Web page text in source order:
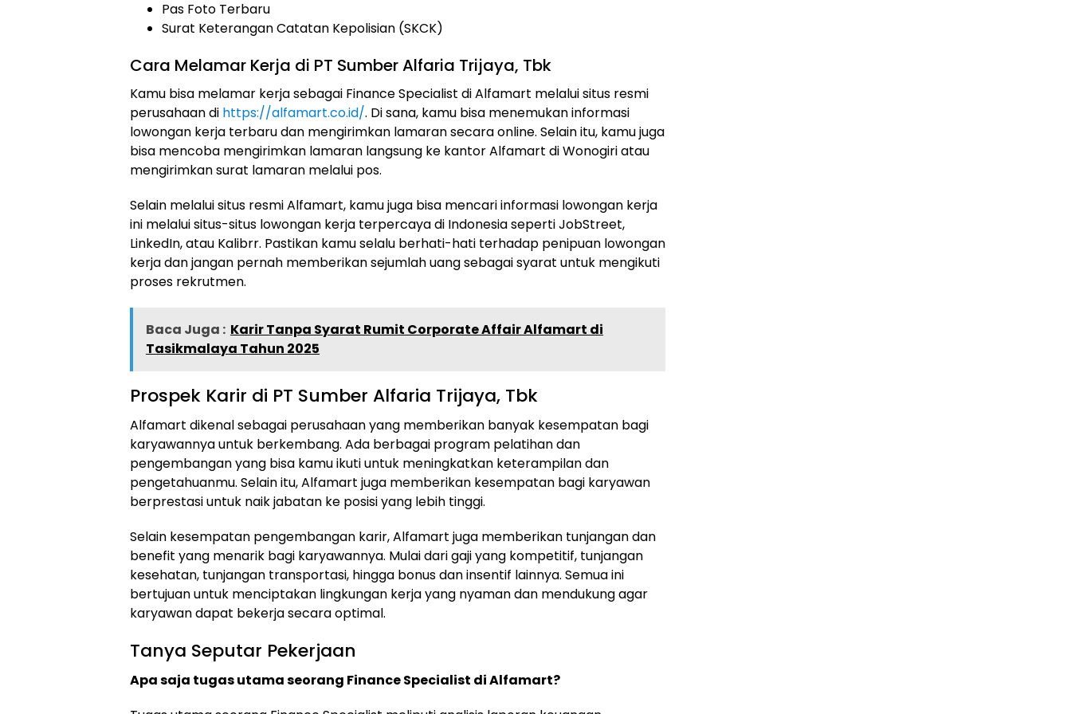
Pas Foto Terbaru
Surat Keterangan Catatan Kepolisian (SKCK)
Cara Melamar Kerja di PT Sumber Alfaria Trijaya, Tbk
Kamu bisa melamar kerja sebagai Finance Specialist di Alfamart melalui situs resmi
perusahaan di https://alfamart.co.id/. Di sana, kamu bisa menemukan informasi
lowongan kerja terbaru dan mengirimkan lamaran secara online. Selain itu, kamu juga
bisa mencoba mengirimkan lamaran langsung ke kantor Alfamart di Wonogiri atau
mengirimkan surat lamaran melalui pos.
Selain melalui situs resmi Alfamart, kamu juga bisa mencari informasi lowongan kerja
ini melalui situs-situs lowongan kerja terpercaya di Indonesia seperti JobStreet,
LinkedIn, atau Kalibrr. Pastikan kamu selalu berhati-hati terhadap penipuan lowongan
kerja dan jangan pernah memberikan sejumlah uang sebagai syarat untuk mengikuti
proses rekrutmen.
Baca Juga : Karir Tanpa Syarat Rumit Corporate Affair Alfamart di
Tasikmalaya Tahun 2025
Prospek Karir di PT Sumber Alfaria Trijaya, Tbk
Alfamart dikenal sebagai perusahaan yang memberikan banyak kesempatan bagi
karyawannya untuk berkembang. Ada berbagai program pelatihan dan
pengembangan yang bisa kamu ikuti untuk meningkatkan keterampilan dan
pengetahuanmu. Selain itu, Alfamart juga memberikan kesempatan bagi karyawan
berprestasi untuk naik jabatan ke posisi yang lebih tinggi.
Selain kesempatan pengembangan karir, Alfamart juga memberikan tunjangan dan
benefit yang menarik bagi karyawannya. Mulai dari gaji yang kompetitif, tunjangan
kesehatan, tunjangan transportasi, hingga bonus dan insentif lainnya. Semua ini
bertujuan untuk menciptakan lingkungan kerja yang nyaman dan mendukung agar
karyawan dapat bekerja secara optimal.
Tanya Seputar Pekerjaan
Apa saja tugas utama seorang Finance Specialist di Alfamart?